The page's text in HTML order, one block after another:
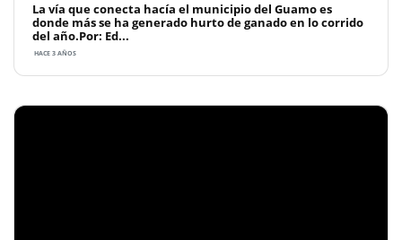
La vía que conecta hacía el municipio del Guamo es
donde más se ha generado hurto de ganado en lo corrido
del año.Por: Ed...
HACE 3 AÑOS